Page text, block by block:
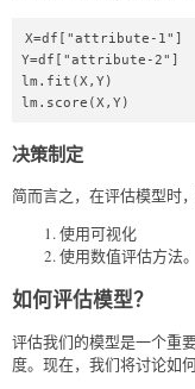
X=df["attribute-1"]
Y=df["attribute-2"]
lm.fit(X,Y)
lm.score(X,Y)
决策制定
简而言之，在评估模型时
使用可视化
使用数值评估方法。
如何评估模型？
评估我们的模型是一个重
度。现在，我们将讨论如